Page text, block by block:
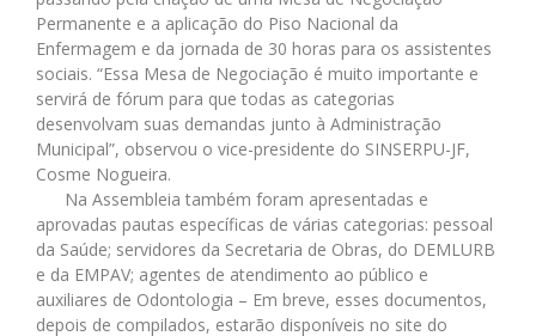
Permanente e a aplicação do Piso Nacional da
Enfermagem e da jornada de 30 horas para os assistentes
sociais. “Essa Mesa de Negociação é muito importante e
servirá de fórum para que todas as categorias
desenvolvam suas demandas junto à Administração
Municipal”, observou o vice-presidente do SINSERPU-JF,
Cosme Nogueira.
Na Assembleia também foram apresentadas e
aprovadas pautas específicas de várias categorias: pessoal
da Saúde; servidores da Secretaria de Obras, do DEMLURB
e da EMPAV; agentes de atendimento ao público e
auxiliares de Odontologia – Em breve, esses documentos,
depois de compilados, estarão disponíveis no site do